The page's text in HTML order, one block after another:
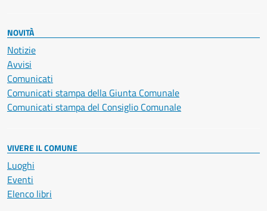
NOVITÀ
Notizie
Avvisi
Comunicati
Comunicati stampa della Giunta Comunale
Comunicati stampa del Consiglio Comunale
VIVERE IL COMUNE
Luoghi
Eventi
Elenco libri